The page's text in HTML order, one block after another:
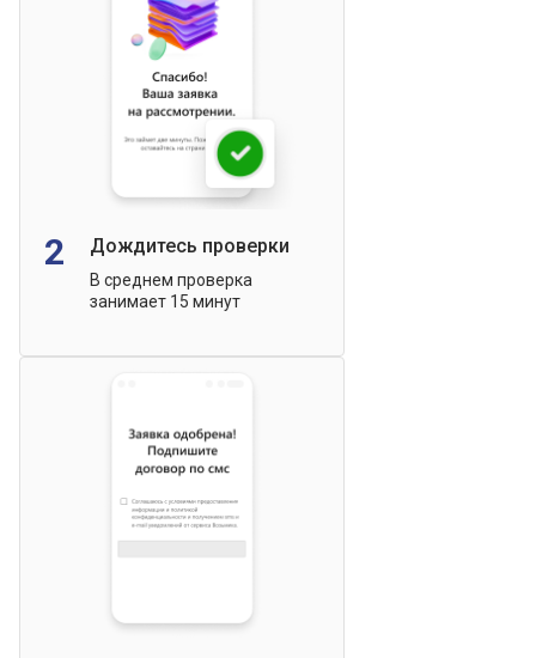
2 Дождитесь проверки
В среднем проверка
занимает 15 минут